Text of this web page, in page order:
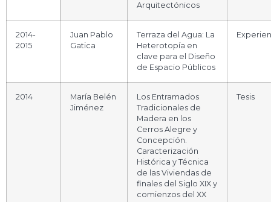
Arquitectónicos
2014-
2015
Juan Pablo
Gatica
Terraza del Agua: La
Heterotopía en
clave para el Diseño
de Espacio Públicos
2014
María Belén
Jiménez
Los Entramados
Tradicionales de
Madera en los
Cerros Alegre y
Concepción.
Caracterización
Histórica y Técnica
de las Viviendas de
finales del Siglo XIX y
comienzos del XX
Tesis